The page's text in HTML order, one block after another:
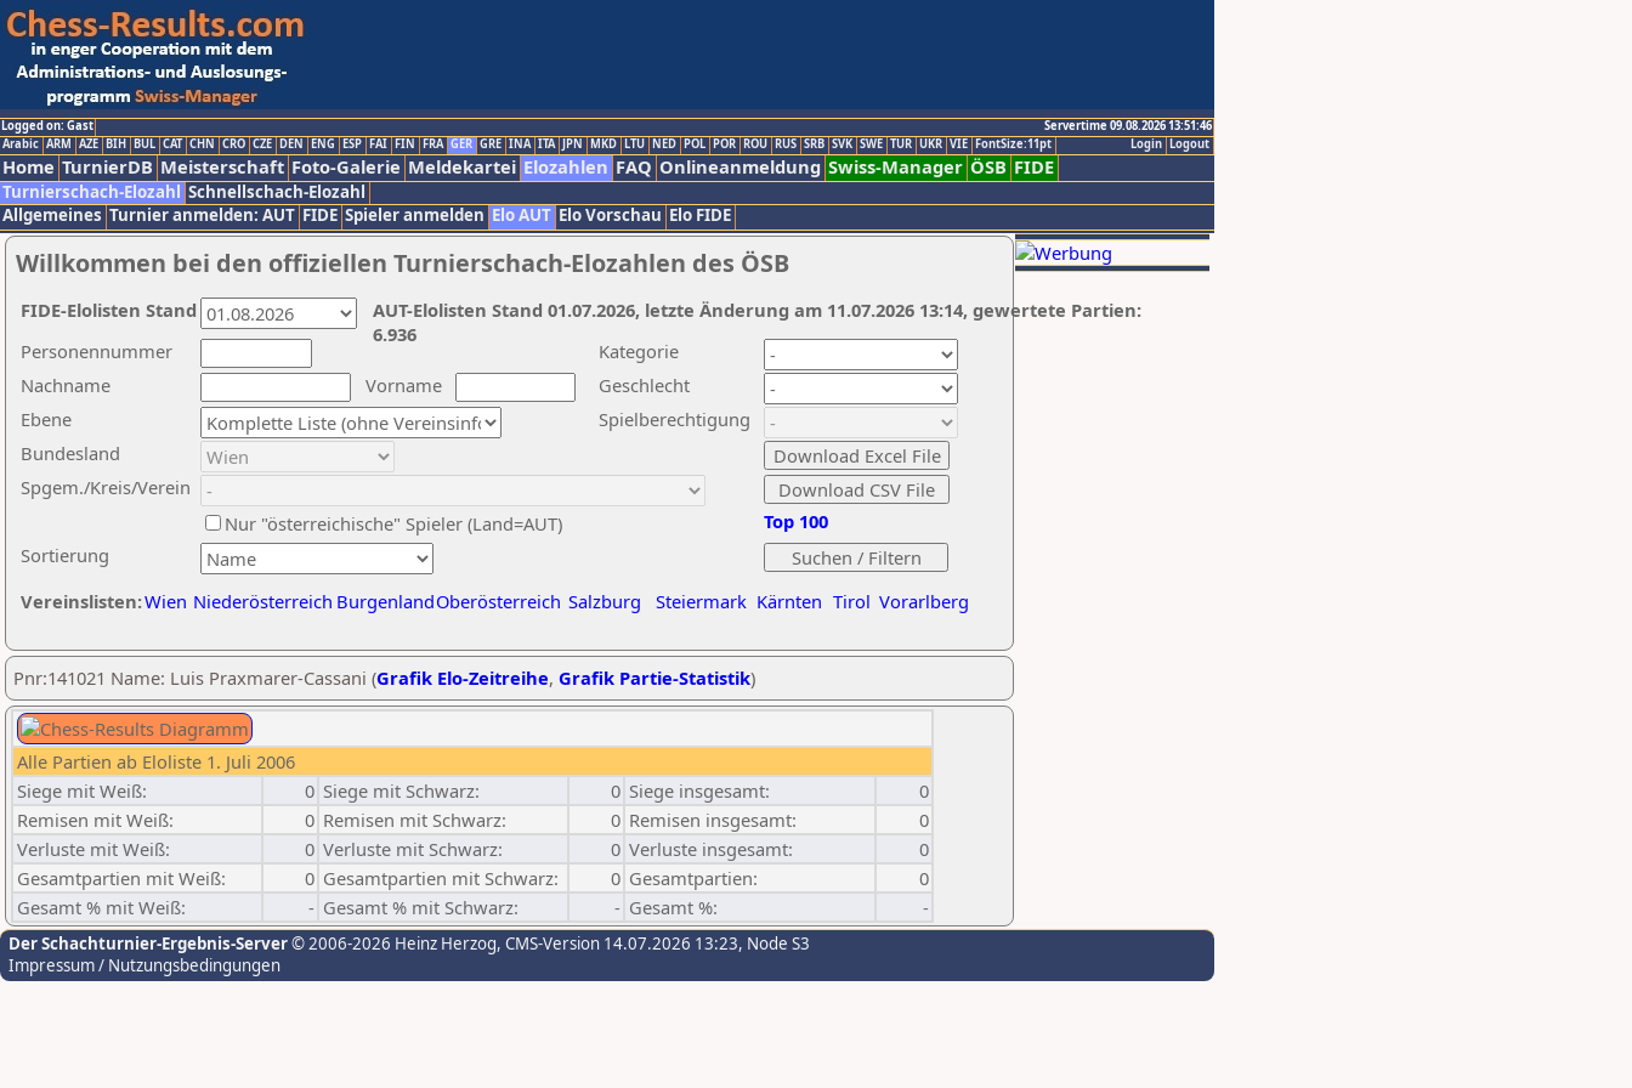
Logged on: Gast
Servertime 09.08.2026 13:51:46
Logout
Login
Arabic ARM AZE BIH BUL CAT CHN CRO CZE DEN ENG ESP FAI FIN FRA GER GRE INA ITA JPN MKD LTU NED POL POR ROU RUS SRB SVK SWE TUR UKR VIE FontSize:11pt
Home TurnierDB Meisterschaft Foto-Galerie Meldekartei Elozahlen FAQ Onlineanmeldung Swiss-Manager ÖSB FIDE
Turnierschach-Elozahl Schnellschach-Elozahl
Allgemeines Turnier anmelden: AUT FIDE Spieler anmelden Elo AUT Elo Vorschau Elo FIDE
Willkommen bei den offiziellen Turnierschach-Elozahlen des ÖSB
Nachname
Vorname
Ebene
Kategorie
Sortierung
Personennummer
Bundesland
Spgem./Kreis/Verein
Geschlecht
Nur "österreichische" Spieler (Land=AUT)
Spielberechtigung
Vereinslisten:Wien Niederösterreich BurgenlandOberösterreich Salzburg Steiermark Kärnten Tirol Vorarlberg
Top 100
AUT-Elolisten Stand 01.07.2026, letzte Änderung am 11.07.2026 13:14, gewertete Partien:
6.936
FIDE-Elolisten Stand
Pnr:141021 Name: Luis Praxmarer-Cassani (Grafik Elo-Zeitreihe, Grafik Partie-Statistik)
Alle Partien ab Eloliste 1. Juli 2006
Siege mit Weiß:
0 Siege mit Schwarz: 0 Siege insgesamt:
0
Remisen mit Weiß:
0 Remisen mit Schwarz: 0 Remisen insgesamt:
0
Verluste mit Weiß:
0 Verluste mit Schwarz: 0 Verluste insgesamt:
0
Gesamtpartien mit Weiß:
0 Gesamtpartien mit Schwarz: 0 Gesamtpartien:
0
Gesamt % mit Weiß:
- Gesamt % mit Schwarz: - Gesamt %: -
Der Schachturnier-Ergebnis-Server© 2006-2026 Heinz Herzog, CMS-Version 14.07.2026 13:23, Node S3
Impressum / Nutzungsbedingungen